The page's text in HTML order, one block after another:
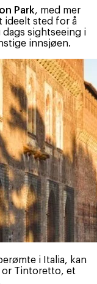
Park, med mer
ideelt sted for å
sightseeing i
innsjøen.
i Italia, kan
or Tintoretto, et